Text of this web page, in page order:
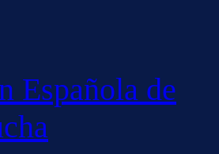
Española de